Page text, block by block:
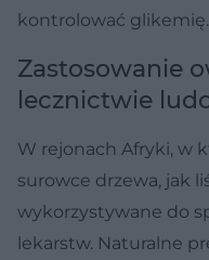
kontrolować glikemię.
Zastosowanie
lecznictwie
W rejonach Afryki, w
surowce drzewa, jak
wykorzystywane do
lekarstw. Naturalne